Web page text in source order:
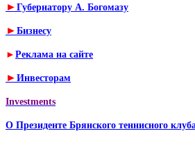
► Губернатору А. Богомазу
► Бизнесу
► Реклама на сайте
► Инвесторам
Investments
О Президенте Брянского теннисного